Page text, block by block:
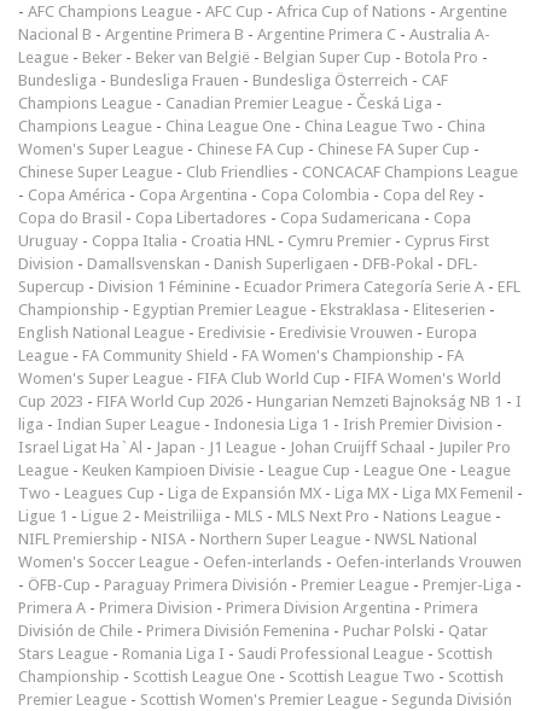
- AFC Champions League - AFC Cup - Africa Cup of Nations - Argentine
Nacional B - Argentine Primera B - Argentine Primera C - Australia A-
League - Beker - Beker van België - Belgian Super Cup - Botola Pro -
Bundesliga - Bundesliga Frauen - Bundesliga Österreich - CAF
Champions League - Canadian Premier League - Česká Liga -
Champions League - China League One - China League Two - China
Women's Super League - Chinese FA Cup - Chinese FA Super Cup -
Chinese Super League - Club Friendlies - CONCACAF Champions League
- Copa América - Copa Argentina - Copa Colombia - Copa del Rey -
Copa do Brasil - Copa Libertadores - Copa Sudamericana - Copa
Uruguay - Coppa Italia - Croatia HNL - Cymru Premier - Cyprus First
Division - Damallsvenskan - Danish Superligaen - DFB-Pokal - DFL-
Supercup - Division 1 Féminine - Ecuador Primera Categoría Serie A - EFL
Championship - Egyptian Premier League - Ekstraklasa - Eliteserien -
English National League - Eredivisie - Eredivisie Vrouwen - Europa
League - FA Community Shield - FA Women's Championship - FA
Women's Super League - FIFA Club World Cup - FIFA Women's World
Cup 2023 - FIFA World Cup 2026 - Hungarian Nemzeti Bajnokság NB 1 - I
liga - Indian Super League - Indonesia Liga 1 - Irish Premier Division -
Israel Ligat Ha`Al - Japan - J1 League - Johan Cruijff Schaal - Jupiler Pro
League - Keuken Kampioen Divisie - League Cup - League One - League
Two - Leagues Cup - Liga de Expansión MX - Liga MX - Liga MX Femenil -
Ligue 1 - Ligue 2 - Meistriliiga - MLS - MLS Next Pro - Nations League -
NIFL Premiership - NISA - Northern Super League - NWSL National
Women's Soccer League - Oefen-interlands - Oefen-interlands Vrouwen
- ÖFB-Cup - Paraguay Primera División - Premier League - Premjer-Liga -
Primera A - Primera Division - Primera Division Argentina - Primera
División de Chile - Primera División Femenina - Puchar Polski - Qatar
Stars League - Romania Liga I - Saudi Professional League - Scottish
Championship - Scottish League One - Scottish League Two - Scottish
Premier League - Scottish Women's Premier League - Segunda División